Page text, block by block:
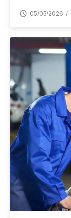
05/05/2026